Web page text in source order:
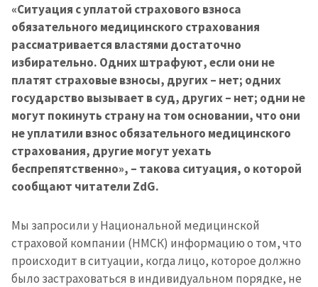
«Ситуация с уплатой страхового взноса
обязательного медицинского страхования
рассматривается властями достаточно
избирательно. Одних штрафуют, если они не
платят страховые взносы, других – нет; одних
государство вызывает в суд, других – нет; одни не
могут покинуть страну на том основании, что они
не уплатили взнос обязательного медицинского
страхования, другие могут уехать
беспрепятственно», – такова ситуация, о которой
сообщают читатели ZdG.
Мы запросили у Национальной медицинской
страховой компании (НМСК) информацию о том, что
происходит в ситуации, когда лицо, которое должно
было застраховаться в индивидуальном порядке, не